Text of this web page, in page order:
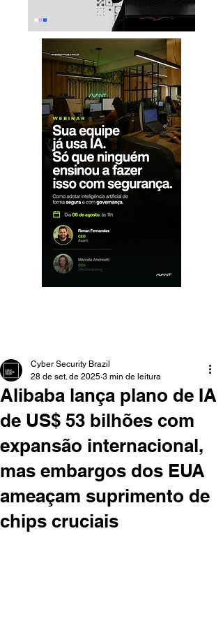
Alibaba lança plano de IA
de US$ 53 bilhões com
expansão internacional,
mas embargos dos EUA
ameaçam suprimento de
chips cruciais
Cyber Security Brazil
28 de set. de 2025 3 min de leitura